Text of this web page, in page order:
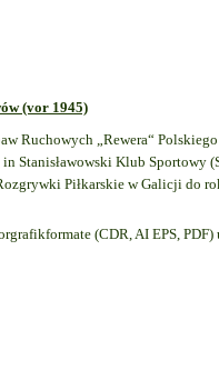
(vor 1945)
Ruchowych „Rewera“
Stanisławowski Klub Sportowy
Piłkarskie w Galicji do
(CDR, AI EPS,